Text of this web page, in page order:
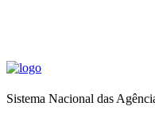
Sistema Nacional das